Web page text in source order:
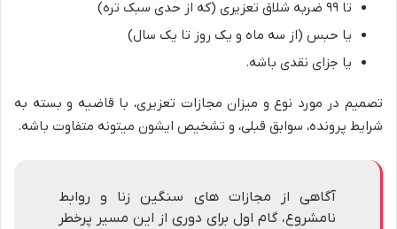
تا ۹۹ ضربه شلاق تعزیری (که از حدی سبک تره)
یا حبس (از سه ماه و یک روز تا یک سال)
یا جزای نقدی باشه.
تصمیم در مورد نوع و میزان مجازات تعزیری، با قاضیه و بسته به
شرایط پرونده، سوابق قبلی، و تشخیص ایشون میتونه متفاوت باشه.
آگاهی از مجازات های سنگین زنا و روابط
نامشروع، گام اول برای دوری از این مسیر پرخطر